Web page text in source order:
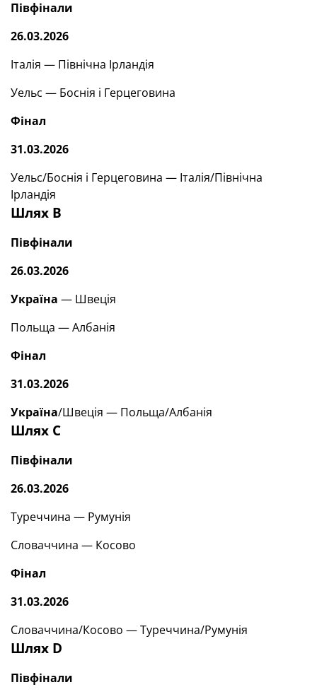
Півфінали
26.03.2026
Італія — Північна Ірландія
Уельс — Боснія і Герцеговина
Фінал
31.03.2026
Уельс/Боснія і Герцеговина — Італія/Північна
Ірландія
Шлях В
Півфінали
26.03.2026
Україна — Швеція
Польща — Албанія
Фінал
31.03.2026
Україна/Швеція — Польща/Албанія
Шлях С
Півфінали
26.03.2026
Туреччина — Румунія
Словаччина — Косово
Фінал
31.03.2026
Словаччина/Косово — Туреччина/Румунія
Шлях D
Півфінали